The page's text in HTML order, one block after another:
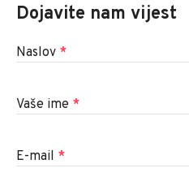
Dojavite nam vijest
Naslov *
Vaše ime *
E-mail *